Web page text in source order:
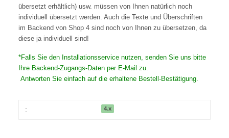
übersetzt erhältlich) usw. müssen von Ihnen natürlich noch
individuell übersetzt werden. Auch die Texte und Überschriften
im Backend von Shop 4 sind noch von Ihnen zu übersetzen, da
diese ja individuell sind!
*Falls Sie den Installationsservice nutzen, senden Sie uns bitte
Ihre Backend-Zugangs-Daten per E-Mail zu.
Antworten Sie einfach auf die erhaltene Bestell-Bestätigung.
: 4.x